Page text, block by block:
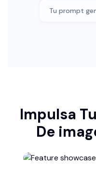
Tu prompt
Impulsa
De